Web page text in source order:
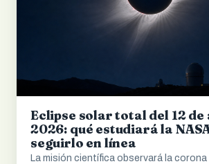
Eclipse solar total del 12 de
2026: qué estudiará la
seguirlo en línea
La misión científica observará la